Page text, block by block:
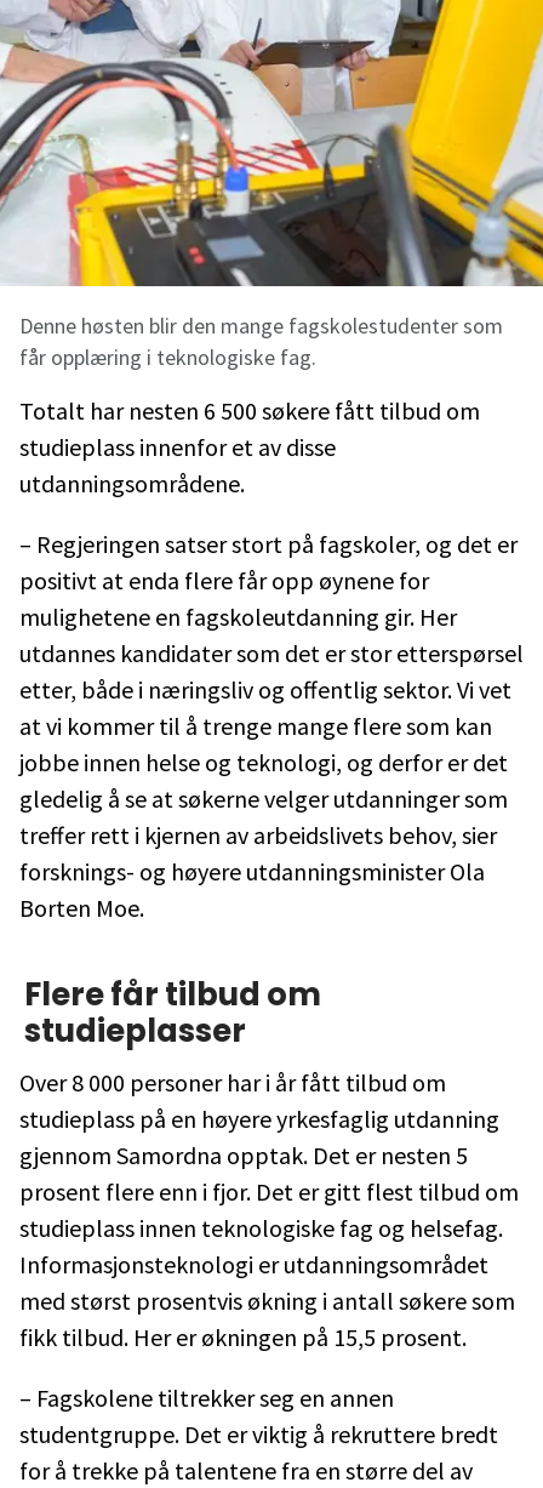
Denne høsten blir den mange fagskolestudenter som
får opplæring i teknologiske fag.
Totalt har nesten 6 500 søkere fått tilbud om
studieplass innenfor et av disse
utdanningsområdene.
– Regjeringen satser stort på fagskoler, og det er
positivt at enda flere får opp øynene for
mulighetene en fagskoleutdanning gir. Her
utdannes kandidater som det er stor etterspørsel
etter, både i næringsliv og offentlig sektor. Vi vet
at vi kommer til å trenge mange flere som kan
jobbe innen helse og teknologi, og derfor er det
gledelig å se at søkerne velger utdanninger som
treffer rett i kjernen av arbeidslivets behov, sier
forsknings- og høyere utdanningsminister Ola
Borten Moe.
Flere får tilbud om
studieplasser
Over 8 000 personer har i år fått tilbud om
studieplass på en høyere yrkesfaglig utdanning
gjennom Samordna opptak. Det er nesten 5
prosent flere enn i fjor. Det er gitt flest tilbud om
studieplass innen teknologiske fag og helsefag.
Informasjonsteknologi er utdanningsområdet
med størst prosentvis økning i antall søkere som
fikk tilbud. Her er økningen på 15,5 prosent.
– Fagskolene tiltrekker seg en annen
studentgruppe. Det er viktig å rekruttere bredt
for å trekke på talentene fra en større del av